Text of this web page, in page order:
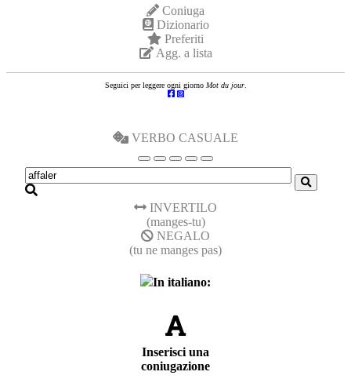
Coniuga
Dizionario
Preferiti
Agg. a lista
Seguici per leggere ogni giorno Mot du jour.
VERBO CASUALE
INVERTILO
(manges-tu)
NEGALO
(tu ne manges pas)
In italiano:
Inserisci una
coniugazione